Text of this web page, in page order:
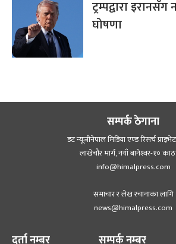
ट्रम्पद्वारा इरानसँग
घोषणा
सम्पर्क ठेगाना
डट न्यूजीनेपाल मिडिया एण्ड रिसर्च
लाखेचौर मार्ग, नयाँ बानेश्‍वर-१०
info@himalpress.com
समाचार र लेख रचानाका लागि
news@himalpress.com
दर्ता नम्बर सम्पर्क नम्बर